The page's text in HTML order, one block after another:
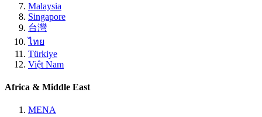
Malaysia
Singapore
台灣
ไทย
Türkiye
Việt Nam
Africa & Middle East
MENA